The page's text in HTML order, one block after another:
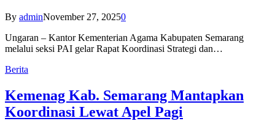
By adminNovember 27, 20250
Ungaran – Kantor Kementerian Agama Kabupaten Semarang
melalui seksi PAI gelar Rapat Koordinasi Strategi dan…
Berita
Kemenag Kab. Semarang Mantapkan
Koordinasi Lewat Apel Pagi